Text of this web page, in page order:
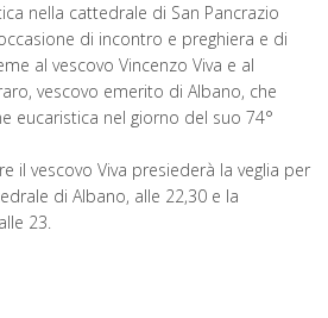
nella cattedrale di San Pancrazio
di incontro e preghiera e di
al vescovo Vincenzo Viva e al
vescovo emerito di Albano, che
eucaristica nel giorno del suo 74°
il vescovo Viva presiederà la veglia per
di Albano, alle 22,30 e la
23.